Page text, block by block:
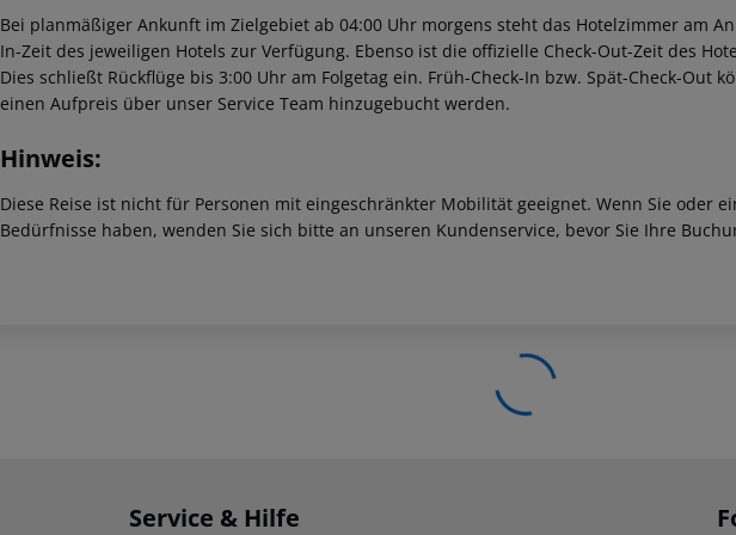
Bei planmäßiger Ankunft im Zielgebiet ab 04:00 Uhr morgens steht das Hotelzimmer am
In-Zeit des jeweiligen Hotels zur Verfügung. Ebenso ist die offizielle Check-Out-Zeit des
Dies schließt Rückflüge bis 3:00 Uhr am Folgetag ein. Früh-Check-In bzw. Spät-Check-Out
einen Aufpreis über unser Service Team hinzugebucht werden.
Hinweis:
Diese Reise ist nicht für Personen mit eingeschränkter Mobilität geeignet. Wenn Sie oder
Bedürfnisse haben, wenden Sie sich bitte an unseren Kundenservice, bevor Sie Ihre
Service & Hilfe